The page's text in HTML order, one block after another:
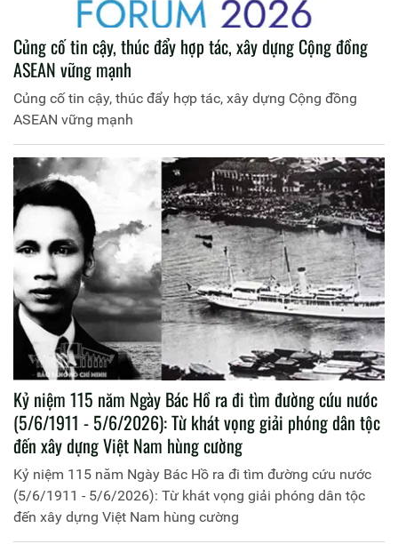
Củng cố tin cậy, thúc đẩy hợp tác, xây dựng Cộng đồng
ASEAN vững mạnh
Củng cố tin cậy, thúc đẩy hợp tác, xây dựng Cộng đồng
ASEAN vững mạnh
Kỷ niệm 115 năm Ngày Bác Hồ ra đi tìm đường cứu nước
(5/6/1911 - 5/6/2026): Từ khát vọng giải phóng dân tộc
đến xây dựng Việt Nam hùng cường
Kỷ niệm 115 năm Ngày Bác Hồ ra đi tìm đường cứu nước
(5/6/1911 - 5/6/2026): Từ khát vọng giải phóng dân tộc
đến xây dựng Việt Nam hùng cường